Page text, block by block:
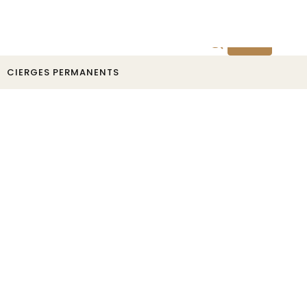
CIERGES PERMANENTS